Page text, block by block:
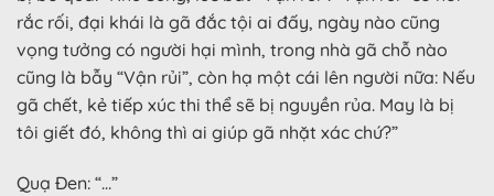
rắc rối, đại khái là gã đắc tội ai đấy, ngày nào cũng
vọng tưởng có người hại mình, trong nhà gã chỗ nào
cũng là bẫy “Vận rủi”, còn hạ một cái lên người nữa: Nếu
gã chết, kẻ tiếp xúc thi thể sẽ bị nguyền rủa. May là bị
tôi giết đó, không thì ai giúp gã nhặt xác chứ?”
Quạ Đen: “…”